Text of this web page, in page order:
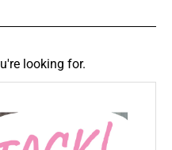
looking for.